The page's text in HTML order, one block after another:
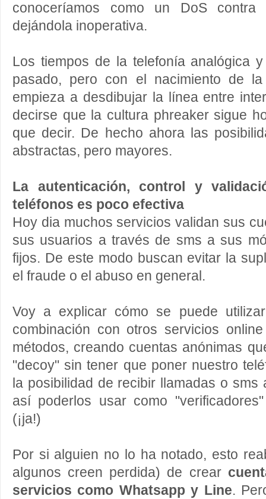
conoceríamos como un DoS contra
dejándola inoperativa.
Los tiempos de la telefonía analógica
pasado, pero con el nacimiento de la
empieza a desdibujar la línea entre
decirse que la cultura phreaker sigue
que decir. De hecho ahora las
abstractas, pero mayores.
La autenticación, control y
teléfonos es poco efectiva
Hoy dia muchos servicios validan sus
sus usuarios a través de sms a sus
fijos. De este modo buscan evitar la
el fraude o el abuso en general.
Voy a explicar cómo se puede
combinación con otros servicios
métodos, creando cuentas anónimas
"decoy" sin tener que poner nuestro
la posibilidad de recibir llamadas o sms
así poderlos usar como
(¡ja!)
Por si alguien no lo ha notado, esto
algunos creen perdida) de crear
servicios como Whatsapp y Line.